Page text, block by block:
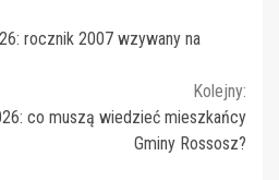
rocznik 2007 wzywany na
Kolejny:
co muszą wiedzieć mieszkańcy
Gminy Rossosz?